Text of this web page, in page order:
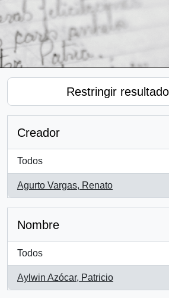
Restringir
Creador
Todos
Agurto Vargas, Renato
, 1 resultados
Nombre
Todos
Aylwin Azócar, Patricio
, 1 resultados